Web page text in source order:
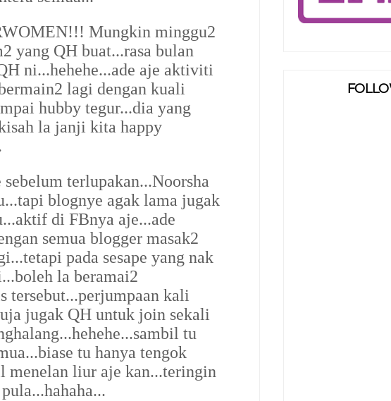
Mungkin minggu2
yang QH buat...rasa bulan
ni...hehehe...ade aje aktiviti
lagi dengan kuali
hubby tegur...dia yang
la janji kita happy
terlupakan...Noorsha
blognye agak lama jugak
di FBnya aje...ade
semua blogger masak2
pada sesape yang nak
la beramai2
tersebut...perjumpaan kali
jugak QH untuk join sekali
tu
tu hanya tengok
menelan liur aje kan...teringin